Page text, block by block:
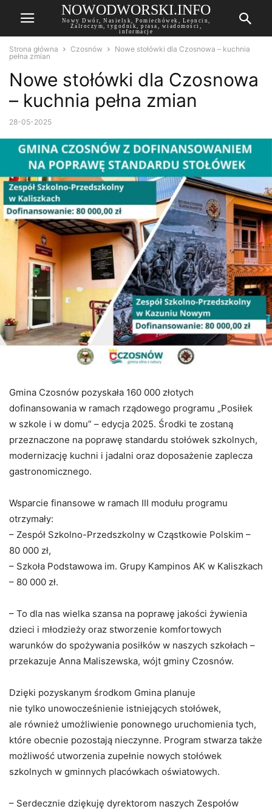
NOWODWORSKI.INFO
Nowy Dwór, Nasielsk, Pomiechówek, Leoncin,
Zalroczym, tygodnik, prasa, wiadomości,
informacje
Strona główna Czosnów
Nowe stołówki dla Czosnowa – kuchnia
pełna zmian
Nowe stołówki dla Czosnowa
– kuchnia pełna zmian
28-05-2025
Gmina Czosnów pozyskała 160 000 złotych
dofinansowania w ramach rządowego programu „Posiłek
w szkole i w domu” – edycja 2025. Środki te zostaną
przeznaczone na poprawę standardu stołówek szkolnych,
modernizację kuchni i jadalni oraz doposażenie zaplecza
gastronomicznego.
Wsparcie finansowe w ramach III modułu programu
otrzymały:
– Zespół Szkolno-Przedszkolny w Cząstkowie Polskim –
80 000 zł,
– Szkoła Podstawowa im. Grupy Kampinos AK w Kaliszkach
– 80 000 zł.
– To dla nas wielka szansa na poprawę jakości żywienia
dzieci i młodzieży oraz stworzenie komfortowych
warunków do spożywania posiłków w naszych szkołach –
przekazuje Anna Maliszewska, wójt gminy Czosnów.
Dzięki pozyskanym środkom Gmina planuje
nie tylko unowocześnienie istniejących stołówek,
ale również umożliwienie ponownego uruchomienia tych,
które obecnie pozostają nieczynne. Program stwarza także
możliwość utworzenia zupełnie nowych stołówek
szkolnych w gminnych placówkach oświatowych.
– Serdecznie dziękuję dyrektorom naszych Zespołów